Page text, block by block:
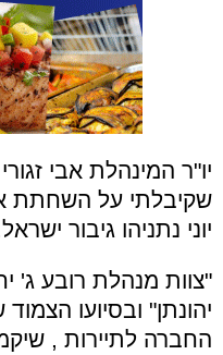
יו"ר המינהלת אבי
שקיבלתי על השחתת
יוני נתניהו גיבור
"צוות מנהלת רובע ג'
יהונתן" ובסיועו
החברה לתיירות ,